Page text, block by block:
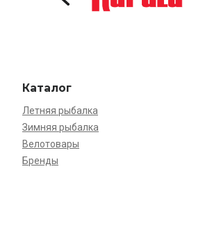
Каталог
Летняя рыбалка
Зимняя рыбалка
Велотовары
Бренды